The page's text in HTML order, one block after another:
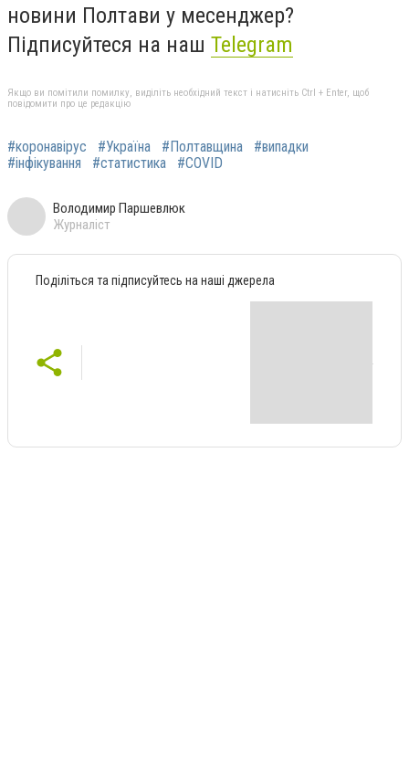
новини Полтави у месенджер?
Підписуйтеся на наш Telegram
Якщо ви помітили помилку, виділіть необхідний текст і натисніть Ctrl + Enter, щоб
повідомити про це редакцію
#коронавірус #Україна #Полтавщина
#випадки
#інфікування
#статистика #COVID
Володимир Паршевлюк
Журналіст
Поділіться та підписуйтесь на наші джерела